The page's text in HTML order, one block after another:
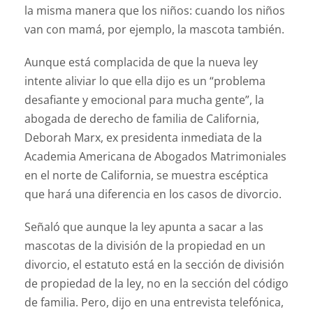
la misma manera que los niños: cuando los niños
van con mamá, por ejemplo, la mascota también.
Aunque está complacida de que la nueva ley
intente aliviar lo que ella dijo es un “problema
desafiante y emocional para mucha gente”, la
abogada de derecho de familia de California,
Deborah Marx, ex presidenta inmediata de la
Academia Americana de Abogados Matrimoniales
en el norte de California, se muestra escéptica
que hará una diferencia en los casos de divorcio.
Señaló que aunque la ley apunta a sacar a las
mascotas de la división de la propiedad en un
divorcio, el estatuto está en la sección de división
de propiedad de la ley, no en la sección del código
de familia. Pero, dijo en una entrevista telefónica,